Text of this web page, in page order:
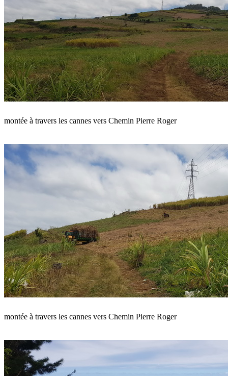
montée à travers les cannes vers Chemin Pierre Roger
montée à travers les cannes vers Chemin Pierre Roger